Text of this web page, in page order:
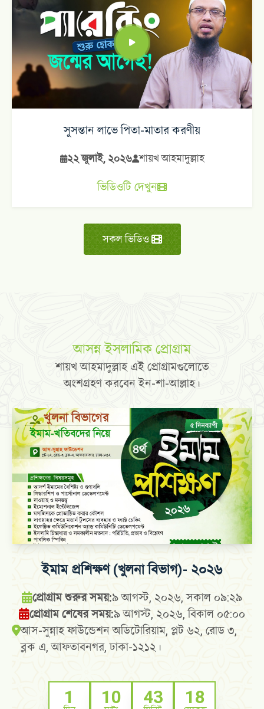
সুসন্তান লাভে পিতা-মাতার করণীয়
২২ জুলাই, ২০২৬ শায়খ আহমাদুল্লাহ
ভিডিওটি দেখুন
সকল ভিডিও
আসন্ন ইসলামিক প্রোগ্রাম
শায়খ আহমাদুল্লাহ এই প্রোগ্রামগুলোতে
অংশগ্রহণ করবেন ইন-শা-আল্লাহ।
ইমাম প্রশিক্ষণ (খুলনা বিভাগ)- ২০২৬
প্রোগ্রাম শুরুর সময়:৯ আগস্ট, ২০২৬, সকাল ০৯:২৯
প্রোগ্রাম শেষের সময়:৯ আগস্ট, ২০২৬, বিকাল ০৫:০০
আস-সুন্নাহ ফাউন্ডেশন অডিটোরিয়াম, প্লট ৬২, রোড ৩,
ব্লক এ, আফতাবনগর, ঢাকা-১২১২।
1 10 43 17